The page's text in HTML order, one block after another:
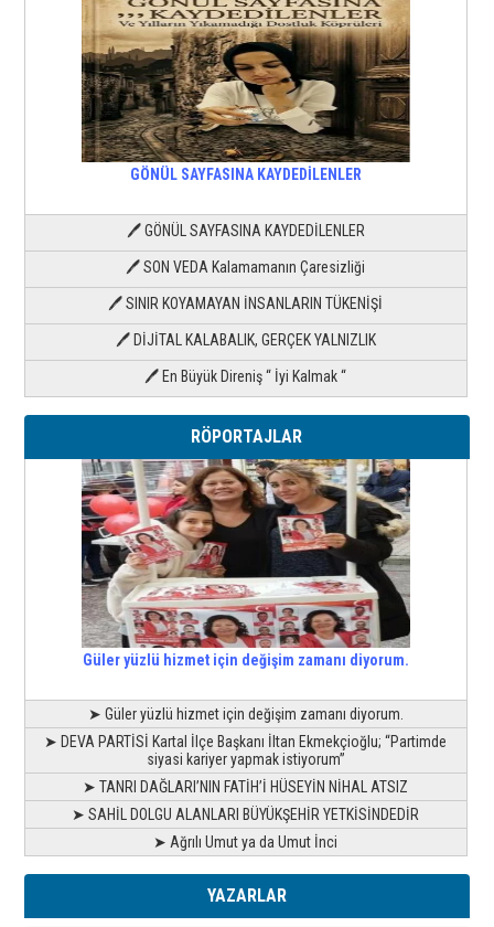
GÖNÜL SAYFASINA KAYDEDİLENLER
🖊 GÖNÜL SAYFASINA KAYDEDİLENLER
🖊 SON VEDA Kalamamanın Çaresizliği
🖊 SINIR KOYAMAYAN İNSANLARIN TÜKENİŞİ
🖊 DİJİTAL KALABALIK, GERÇEK YALNIZLIK
🖊 En Büyük Direniş “ İyi Kalmak “
RÖPORTAJLAR
Güler yüzlü hizmet için değişim zamanı diyorum.
➤ Güler yüzlü hizmet için değişim zamanı diyorum.
➤ DEVA PARTİSİ Kartal İlçe Başkanı İltan Ekmekçioğlu; “Partimde
siyasi kariyer yapmak istiyorum”
➤ TANRI DAĞLARI’NIN FATİH’İ HÜSEYİN NİHAL ATSIZ
➤ SAHİL DOLGU ALANLARI BÜYÜKŞEHİR YETKİSİNDEDİR
➤ Ağrılı Umut ya da Umut İnci
YAZARLAR